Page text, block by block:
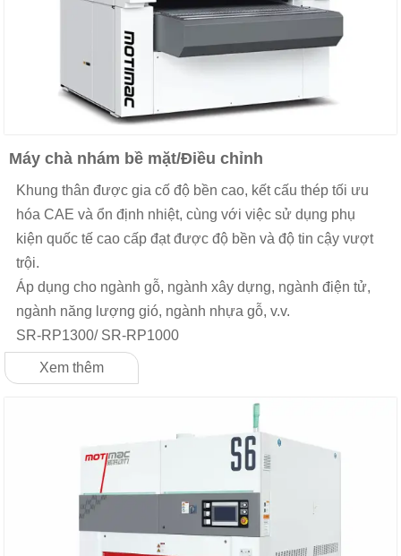
Máy chà nhám bề mặt/Điều chỉnh
Khung thân được gia cố độ bền cao, kết cấu thép tối ưu
hóa CAE và ổn định nhiệt, cùng với việc sử dụng phụ
kiện quốc tế cao cấp đạt được độ bền và độ tin cậy vượt
trội.
Áp dụng cho ngành gỗ, ngành xây dựng, ngành điện tử,
ngành năng lượng gió, ngành nhựa gỗ, v.v.
SR-RP1300/ SR-RP1000
Xem thêm